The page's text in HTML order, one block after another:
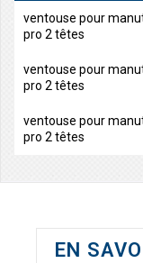
ventouse pour
pro 2 têtes
ventouse pour
pro 2 têtes
ventouse pour
pro 2 têtes
EN